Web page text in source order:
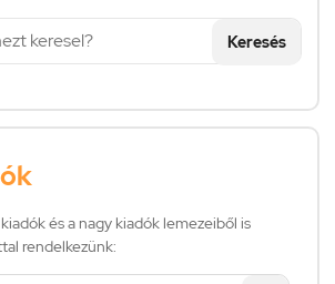
Keresés
és a nagy kiadók lemezeiből is
rendelkezünk: